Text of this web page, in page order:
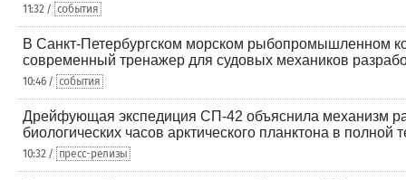
11:32 / события
В Санкт-Петербургском морском рыбопромышленном
современный тренажер для судовых механиков
10:46 / события
Дрейфующая экспедиция СП-42 объяснила механизм
биологических часов арктического планктона в полной
10:32 / пресс-релизы